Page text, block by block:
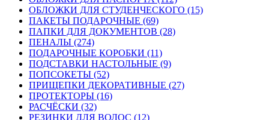
ОБЛОЖКИ ДЛЯ СТУДЕНЧЕСКОГО (15)
ПАКЕТЫ ПОДАРОЧНЫЕ (69)
ПАПКИ ДЛЯ ДОКУМЕНТОВ (28)
ПЕНАЛЫ (274)
ПОДАРОЧНЫЕ КОРОБКИ (11)
ПОДСТАВКИ НАСТОЛЬНЫЕ (9)
ПОПСОКЕТЫ (52)
ПРИЩЕПКИ ДЕКОРАТИВНЫЕ (27)
ПРОТЕКТОРЫ (16)
РАСЧЁСКИ (32)
РЕЗИНКИ ДЛЯ ВОЛОС (12)